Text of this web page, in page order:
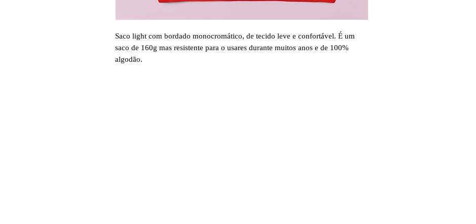
Saco light com bordado monocromático, de tecido leve e confortável. É um
saco de 160g mas resistente para o usares durante muitos anos e de 100%
algodão.